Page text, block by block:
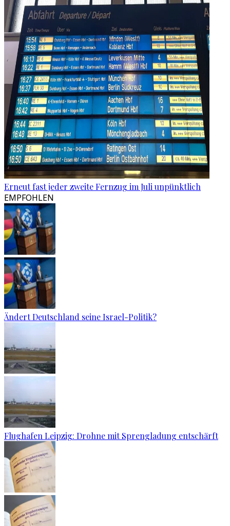
Erneut fast jeder zweite Fernzug im Juli unpünktlich
EMPFOHLEN
Ändert Deutschland seine Israel-Politik?
Flughafen Leipzig: Drohne mit Sprengladung entschärft